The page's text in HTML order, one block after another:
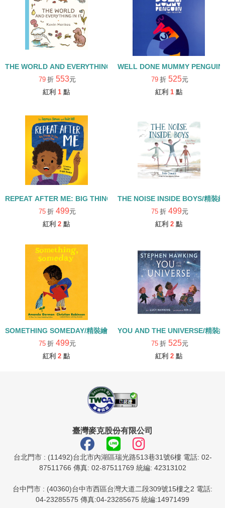
THE WORLD AND EVERYTHING IN IT/精裝繪本
79 折 553元
紅利 1 點
WELL DONE MUMMY
79 折 525元
紅利 1 點
REPEAT AFTER ME: BIG THINGS TO SAY EVERY DAY/精裝繪本
75 折 499元
紅利 2 點
THE NOISE INSIDE BOYS/精裝
75 折 499元
紅利 2 點
SOMETHING SOMEDAY/精裝繪本
75 折 499元
紅利 2 點
YOU AND THE UNIVERSE/精裝
75 折 525元
紅利 2 點
臺灣麥克股份有限公司
台北門市 : (11492)台北市內湖區瑞光路513巷31號6樓 電話: 02-
87511766 傳真: 02-87511769 統編: 42313102
台中門市 : (40360)台中市西區台灣大道二段309號15樓之2 電話:
04-23285575 傳真:04-23285675 統編:14971499